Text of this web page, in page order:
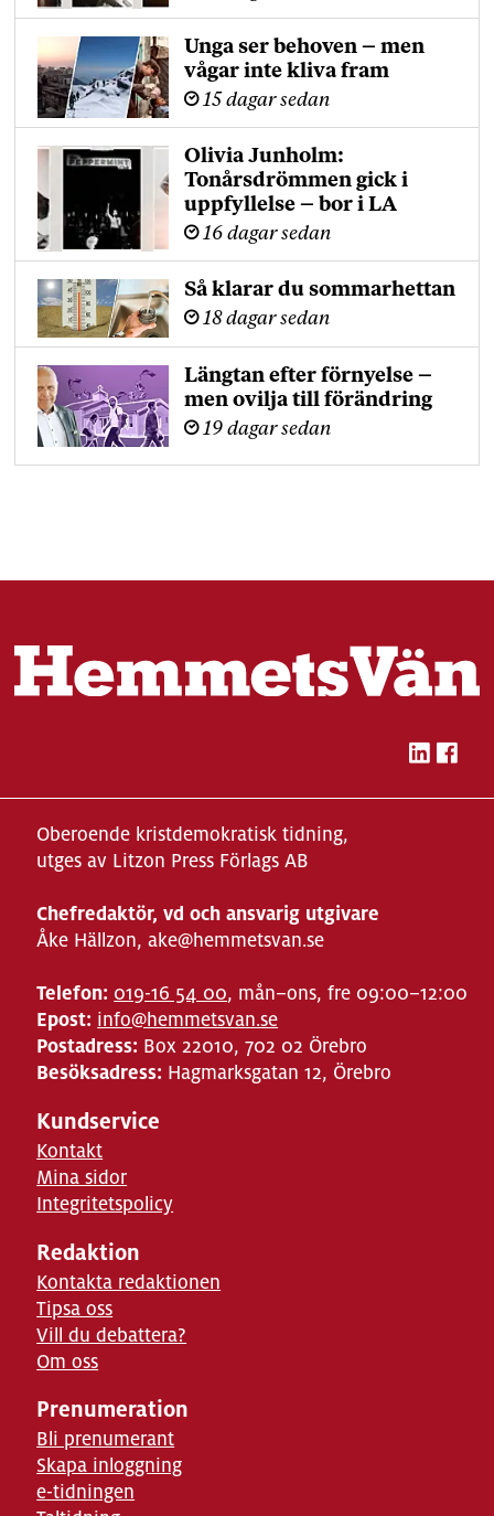
Unga ser behoven – men
vågar inte kliva fram
15 dagar sedan
Olivia Junholm:
Tonårsdrömmen gick i
uppfyllelse – bor i LA
16 dagar sedan
Så klarar du sommarhettan
18 dagar sedan
Längtan efter förnyelse –
men ovilja till förändring
19 dagar sedan
Oberoende kristdemokratisk tidning,
utges av Litzon Press Förlags AB
Chefredaktör, vd och ansvarig utgivare
Åke Hällzon, ake@hemmetsvan.se
Telefon: 019-16 54 00, mån–ons, fre 09:00–12:00
Epost: info@hemmetsvan.se
Postadress: Box 22010, 702 02 Örebro
Besöksadress: Hagmarksgatan 12, Örebro
Kundservice
Kontakt
Mina sidor
Integritetspolicy
Redaktion
Kontakta redaktionen
Tipsa oss
Vill du debattera?
Om oss
Prenumeration
Bli prenumerant
Skapa inloggning
e-tidningen